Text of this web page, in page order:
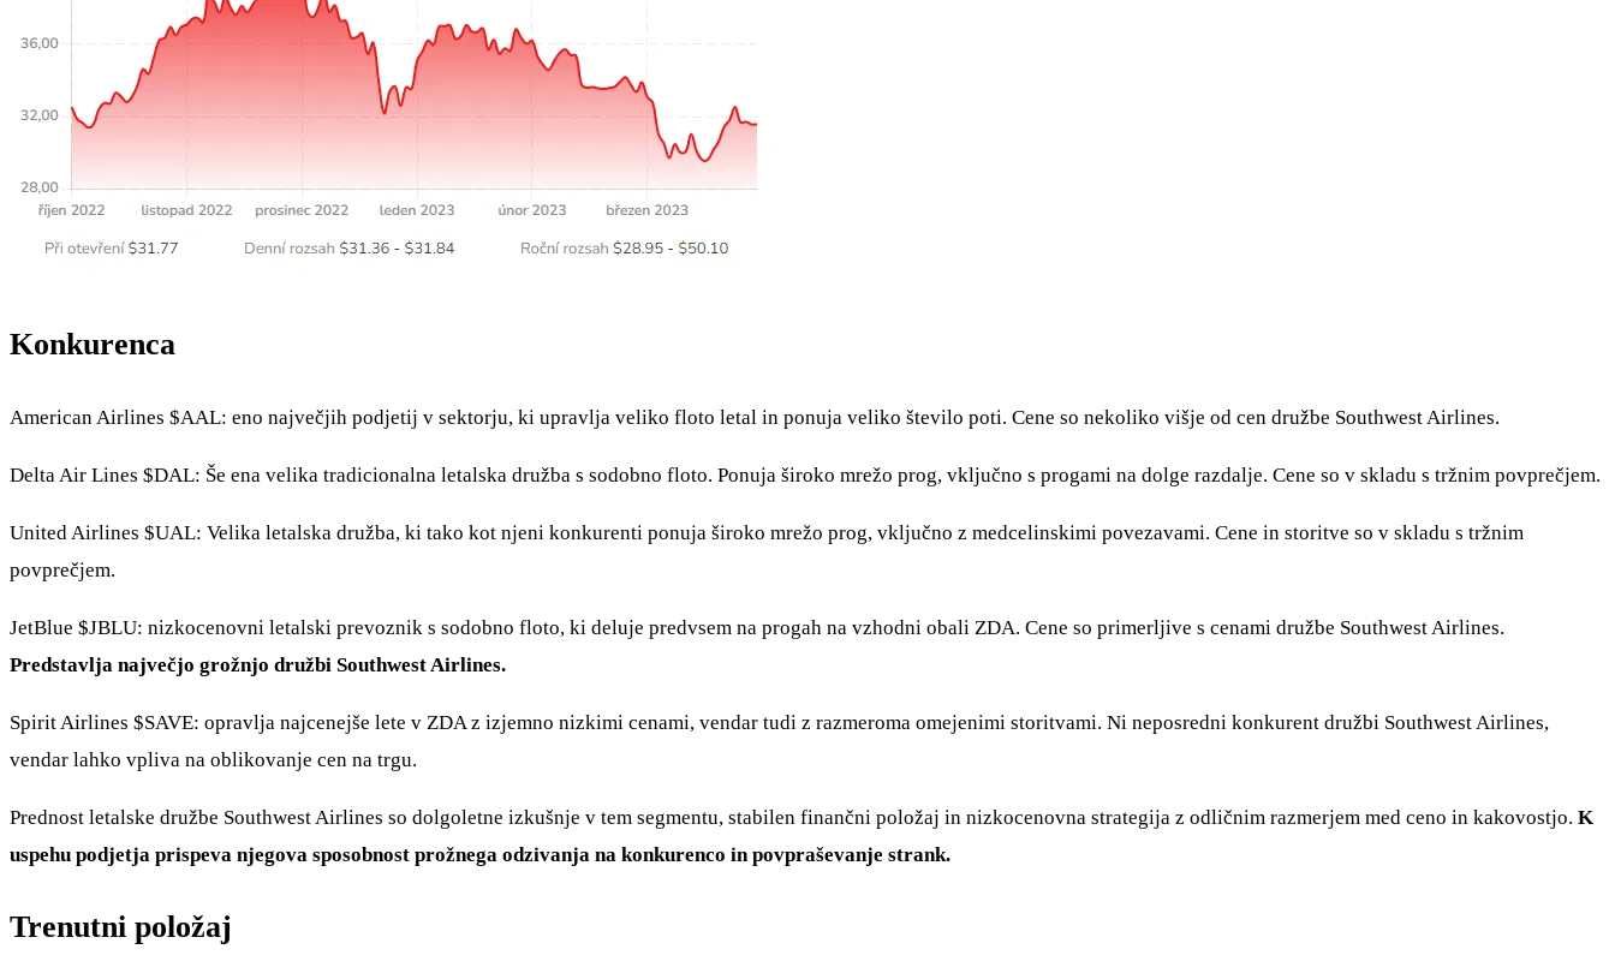
Konkurenca
American Airlines $AAL: eno največjih podjetij v sektorju, ki upravlja veliko floto letal in ponuja veliko število poti. Cene so nekoliko višje od cen družbe Southwest Airlines.
Delta Air Lines $DAL: Še ena velika tradicionalna letalska družba s sodobno floto. Ponuja široko mrežo prog, vključno s progami na dolge razdalje. Cene so v skladu s tržnim povprečjem.
United Airlines $UAL: Velika letalska družba, ki tako kot njeni konkurenti ponuja široko mrežo prog, vključno z medcelinskimi povezavami. Cene in storitve so v skladu s tržnim
povprečjem.
JetBlue $JBLU: nizkocenovni letalski prevoznik s sodobno floto, ki deluje predvsem na progah na vzhodni obali ZDA. Cene so primerljive s cenami družbe Southwest Airlines.
Predstavlja največjo grožnjo družbi Southwest Airlines.
Spirit Airlines $SAVE: opravlja najcenejše lete v ZDA z izjemno nizkimi cenami, vendar tudi z razmeroma omejenimi storitvami. Ni neposredni konkurent družbi Southwest Airlines,
vendar lahko vpliva na oblikovanje cen na trgu.
Prednost letalske družbe Southwest Airlines so dolgoletne izkušnje v tem segmentu, stabilen finančni položaj in nizkocenovna strategija z odličnim razmerjem med ceno in kakovostjo. K
uspehu podjetja prispeva njegova sposobnost prožnega odzivanja na konkurenco in povpraševanje strank.
Trenutni položaj